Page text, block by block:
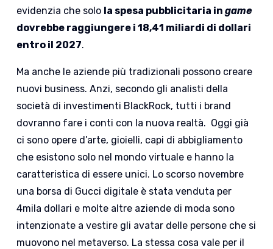
evidenzia che solo la spesa pubblicitaria ingame
dovrebbe raggiungere i 18,41 miliardi di dollari
entro il 2027.
Ma anche le aziende più tradizionali possono creare
nuovi business. Anzi, secondo gli analisti della
società di investimenti BlackRock, tutti i brand
dovranno fare i conti con la nuova realtà. Oggi già
ci sono opere d’arte, gioielli, capi di abbigliamento
che esistono solo nel mondo virtuale e hanno la
caratteristica di essere unici. Lo scorso novembre
una borsa di Gucci digitale è stata venduta per
4mila dollari e molte altre aziende di moda sono
intenzionate a vestire gli avatar delle persone che si
muovono nel metaverso. La stessa cosa vale per il